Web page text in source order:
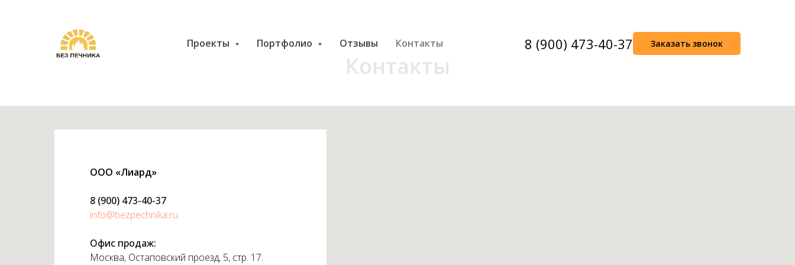
Проекты Портфолио Отзывы Контакты 8 (900) 473-40-37 Заказать звонок
Контакты
ООО «Лиард»
8 (900) 473-40-37
info@bezpechnika.ru
Офис продаж:
Москва, Остаповский проезд, 5, стр. 17.